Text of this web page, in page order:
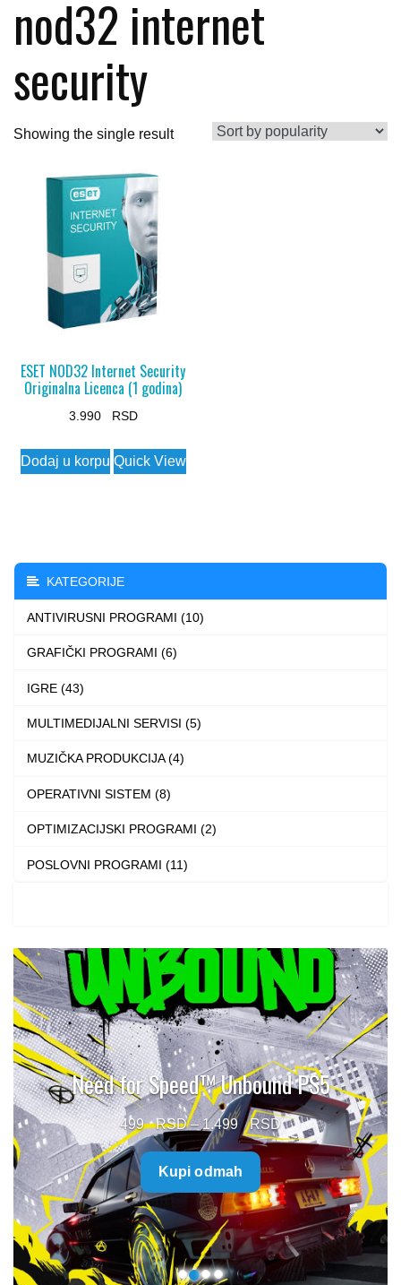
nod32 internet
security
Showing the single result
ESET NOD32 Internet Security
Originalna Licenca (1 godina)
3.990
Dodaj u korpu Quick View
KATEGORIJE
ANTIVIRUSNI PROGRAMI (10)
GRAFIČKI PROGRAMI (6)
IGRE (43)
MULTIMEDIJALNI SERVISI (5)
MUZIČKA PRODUKCIJA (4)
OPERATIVNI SISTEM (8)
OPTIMIZACIJSKI PROGRAMI (2)
POSLOVNI PROGRAMI (11)
Need for Speed™ Unbound PS5
499 – 1.499
Price
range:
499 $
through
1.499 $
Kupi odmah